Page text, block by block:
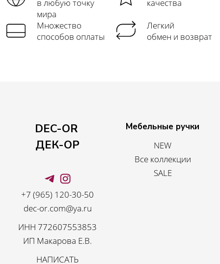
в любую точку
мира
качества
Множество
способов оплаты
Легкий
обмен и возврат
DEC-OR
ДЕК-ОР
+7 (965) 120-30-50
dec-or.com@ya.ru
ИНН 772607553853
ИП Макарова Е.В.
НАПИСАТЬ
Мебельные ручки
NEW
Все коллекции
SALE